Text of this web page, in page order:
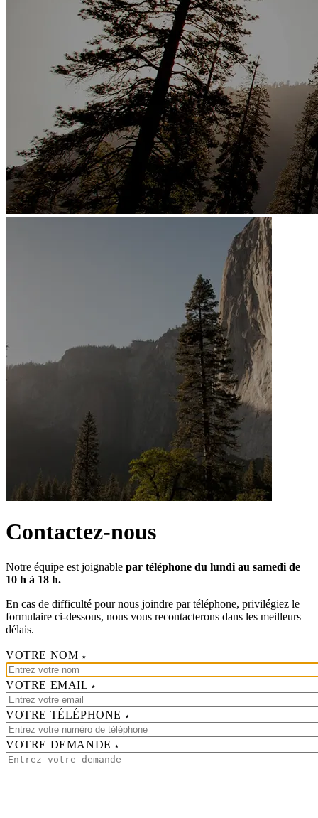
Contactez-nous
Notre équipe est joignable par téléphone du lundi au samedi de
10 h à 18 h.
En cas de difficulté pour nous joindre par téléphone, privilégiez le
formulaire ci-dessous, nous vous recontacterons dans les meilleurs
délais.
VOTRE NOM
VOTRE EMAIL
VOTRE TÉLÉPHONE
VOTRE DEMANDE